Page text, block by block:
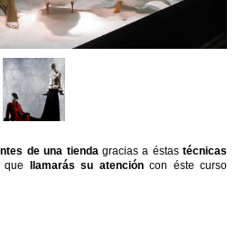
de una tiendagracias a éstastécnicas
llamarás su atencióncon éste curso